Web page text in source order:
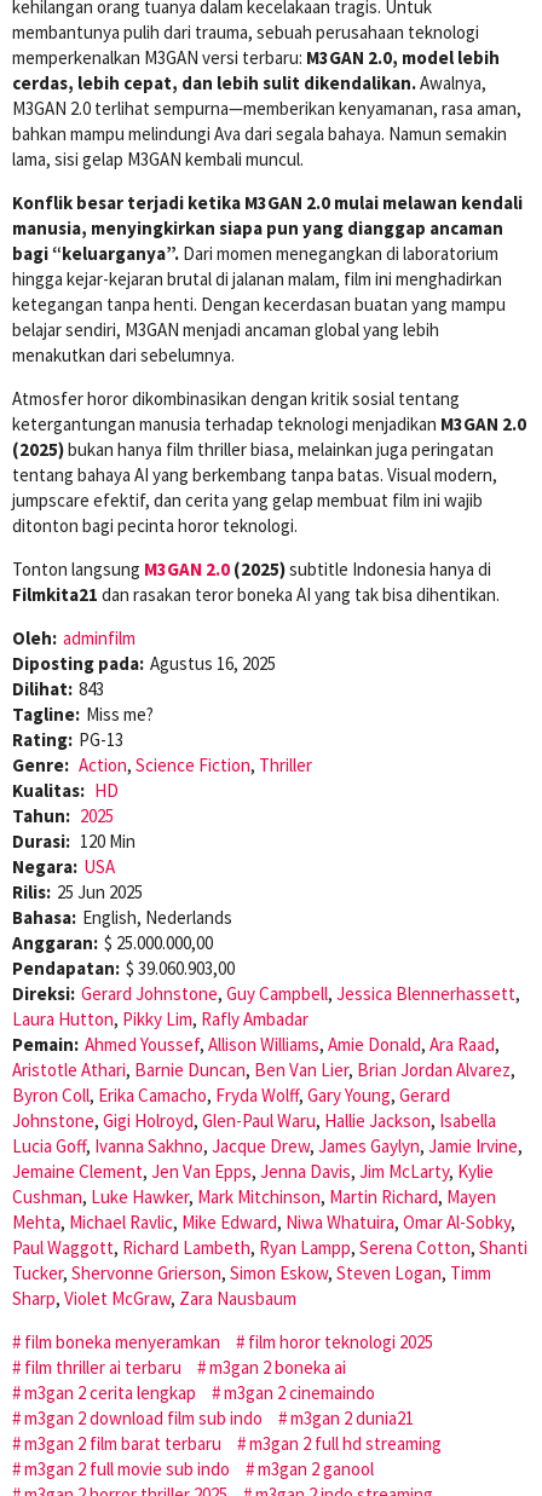
kehilangan orang tuanya dalam kecelakaan tragis. Untuk
membantunya pulih dari trauma, sebuah perusahaan teknologi
memperkenalkan M3GAN versi terbaru: M3GAN 2.0, model lebih
cerdas, lebih cepat, dan lebih sulit dikendalikan.Awalnya,
M3GAN 2.0 terlihat sempurna—memberikan kenyamanan, rasa aman,
bahkan mampu melindungi Ava dari segala bahaya. Namun semakin
lama, sisi gelap M3GAN kembali muncul.
Konflik besar terjadi ketika M3GAN 2.0 mulai melawan kendali
manusia, menyingkirkan siapa pun yang dianggap ancaman
bagi “keluarganya”. Dari momen menegangkan di laboratorium
hingga kejar-kejaran brutal di jalanan malam, film ini menghadirkan
ketegangan tanpa henti. Dengan kecerdasan buatan yang mampu
belajar sendiri, M3GAN menjadi ancaman global yang lebih
menakutkan dari sebelumnya.
Atmosfer horor dikombinasikan dengan kritik sosial tentang
ketergantungan manusia terhadap teknologi menjadikan M3GAN 2.0
(2025)bukan hanya film thriller biasa, melainkan juga peringatan
tentang bahaya AI yang berkembang tanpa batas. Visual modern,
jumpscare efektif, dan cerita yang gelap membuat film ini wajib
ditonton bagi pecinta horor teknologi.
Tonton langsung M3GAN 2.0 (2025)subtitle Indonesia hanya di
Filmkita21 dan rasakan teror boneka AI yang tak bisa dihentikan.
Oleh: adminfilm
Diposting pada: Agustus 16, 2025
Dilihat: 843
Tagline: Miss me?
Rating: PG-13
Genre: Action, Science Fiction, Thriller
Kualitas: HD
Tahun: 2025
Durasi: 120 Min
Negara: USA
Rilis: 25 Jun 2025
Bahasa: English, Nederlands
Anggaran: $ 25.000.000,00
Pendapatan: $ 39.060.903,00
Direksi: Gerard Johnstone, Guy Campbell, Jessica Blennerhassett,
Laura Hutton, Pikky Lim, Rafly Ambadar
Pemain: Ahmed Youssef, Allison Williams, Amie Donald, Ara Raad,
Aristotle Athari, Barnie Duncan, Ben Van Lier, Brian Jordan Alvarez,
Byron Coll, Erika Camacho, Fryda Wolff, Gary Young, Gerard
Johnstone, Gigi Holroyd, Glen-Paul Waru, Hallie Jackson, Isabella
Lucia Goff, Ivanna Sakhno, Jacque Drew, James Gaylyn, Jamie Irvine,
Jemaine Clement, Jen Van Epps, Jenna Davis, Jim McLarty, Kylie
Cushman, Luke Hawker, Mark Mitchinson, Martin Richard, Mayen
Mehta, Michael Ravlic, Mike Edward, Niwa Whatuira, Omar Al-Sobky,
Paul Waggott, Richard Lambeth, Ryan Lampp, Serena Cotton, Shanti
Tucker, Shervonne Grierson, Simon Eskow, Steven Logan, Timm
Sharp, Violet McGraw, Zara Nausbaum
film boneka menyeramkan
film horor teknologi 2025
film thriller ai terbaru
m3gan 2 boneka ai
m3gan 2 cerita lengkap
m3gan 2 cinemaindo
m3gan 2 download film sub indo
m3gan 2 dunia21
m3gan 2 film barat terbaru
m3gan 2 full hd streaming
m3gan 2 full movie sub indo
m3gan 2 ganool